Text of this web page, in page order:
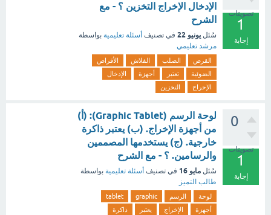
تصويتات
1
إجابة
الإدخال الإخراج التخزين ؟ - مع
الشرح
سُئل يونيو 22 في تصنيف أسئلة تعليمية بواسطة
مرشد تعليمي
القرص الصلب الفلاش
الأقراص
الضوئية
تعتبر أجهزة
الإدخال
الإخراج
التخزين
0
تصويتات
1
إجابة
لوحة الرسم (Graphic Tablet): (أ)
من أجهزة الإخراج. (ب) يعتبر ذاكرة
خارجية. (ج) يستخدمها المصممين
والرسامين. ؟ - مع الشرح
سُئل مايو 16 في تصنيف أسئلة تعليمية بواسطة
طالب التميز
لوحة الرسم graphic
tablet
أجهزة
الإخراج يعتبر
ذاكرة